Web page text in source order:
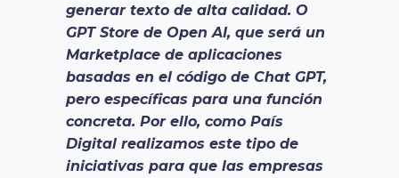
generar texto de alta calidad. O
GPT Store de Open AI, que será un
Marketplace de aplicaciones
basadas en el código de Chat GPT,
pero específicas para una función
concreta. Por ello, como País
Digital realizamos este tipo de
iniciativas para que las empresas